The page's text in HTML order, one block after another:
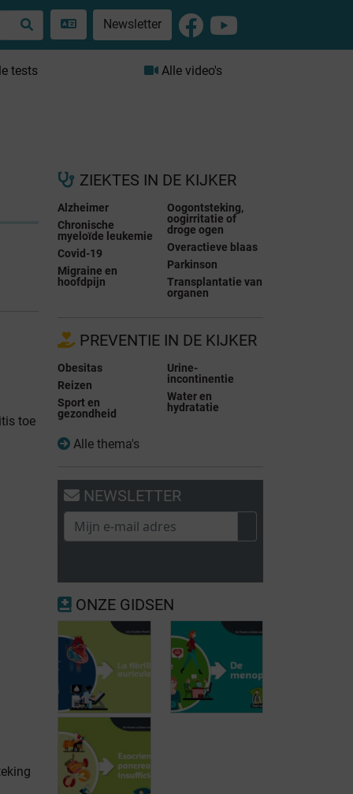
Newsletter
tests Alle video's
toe
ZIEKTES IN DE KIJKER
Alzheimer
Chronische
myeloïde leukemie
Covid-19
Migraine en
hoofdpijn
Oogontsteking,
oogirritatie of
droge ogen
Overactieve blaas
Parkinson
Transplantatie van
organen
PREVENTIE IN DE KIJKER
Obesitas
Reizen
Sport en
gezondheid
Urine-
incontinentie
Water en
hydratatie
Alle thema's
NEWSLETTER
ONZE GIDSEN